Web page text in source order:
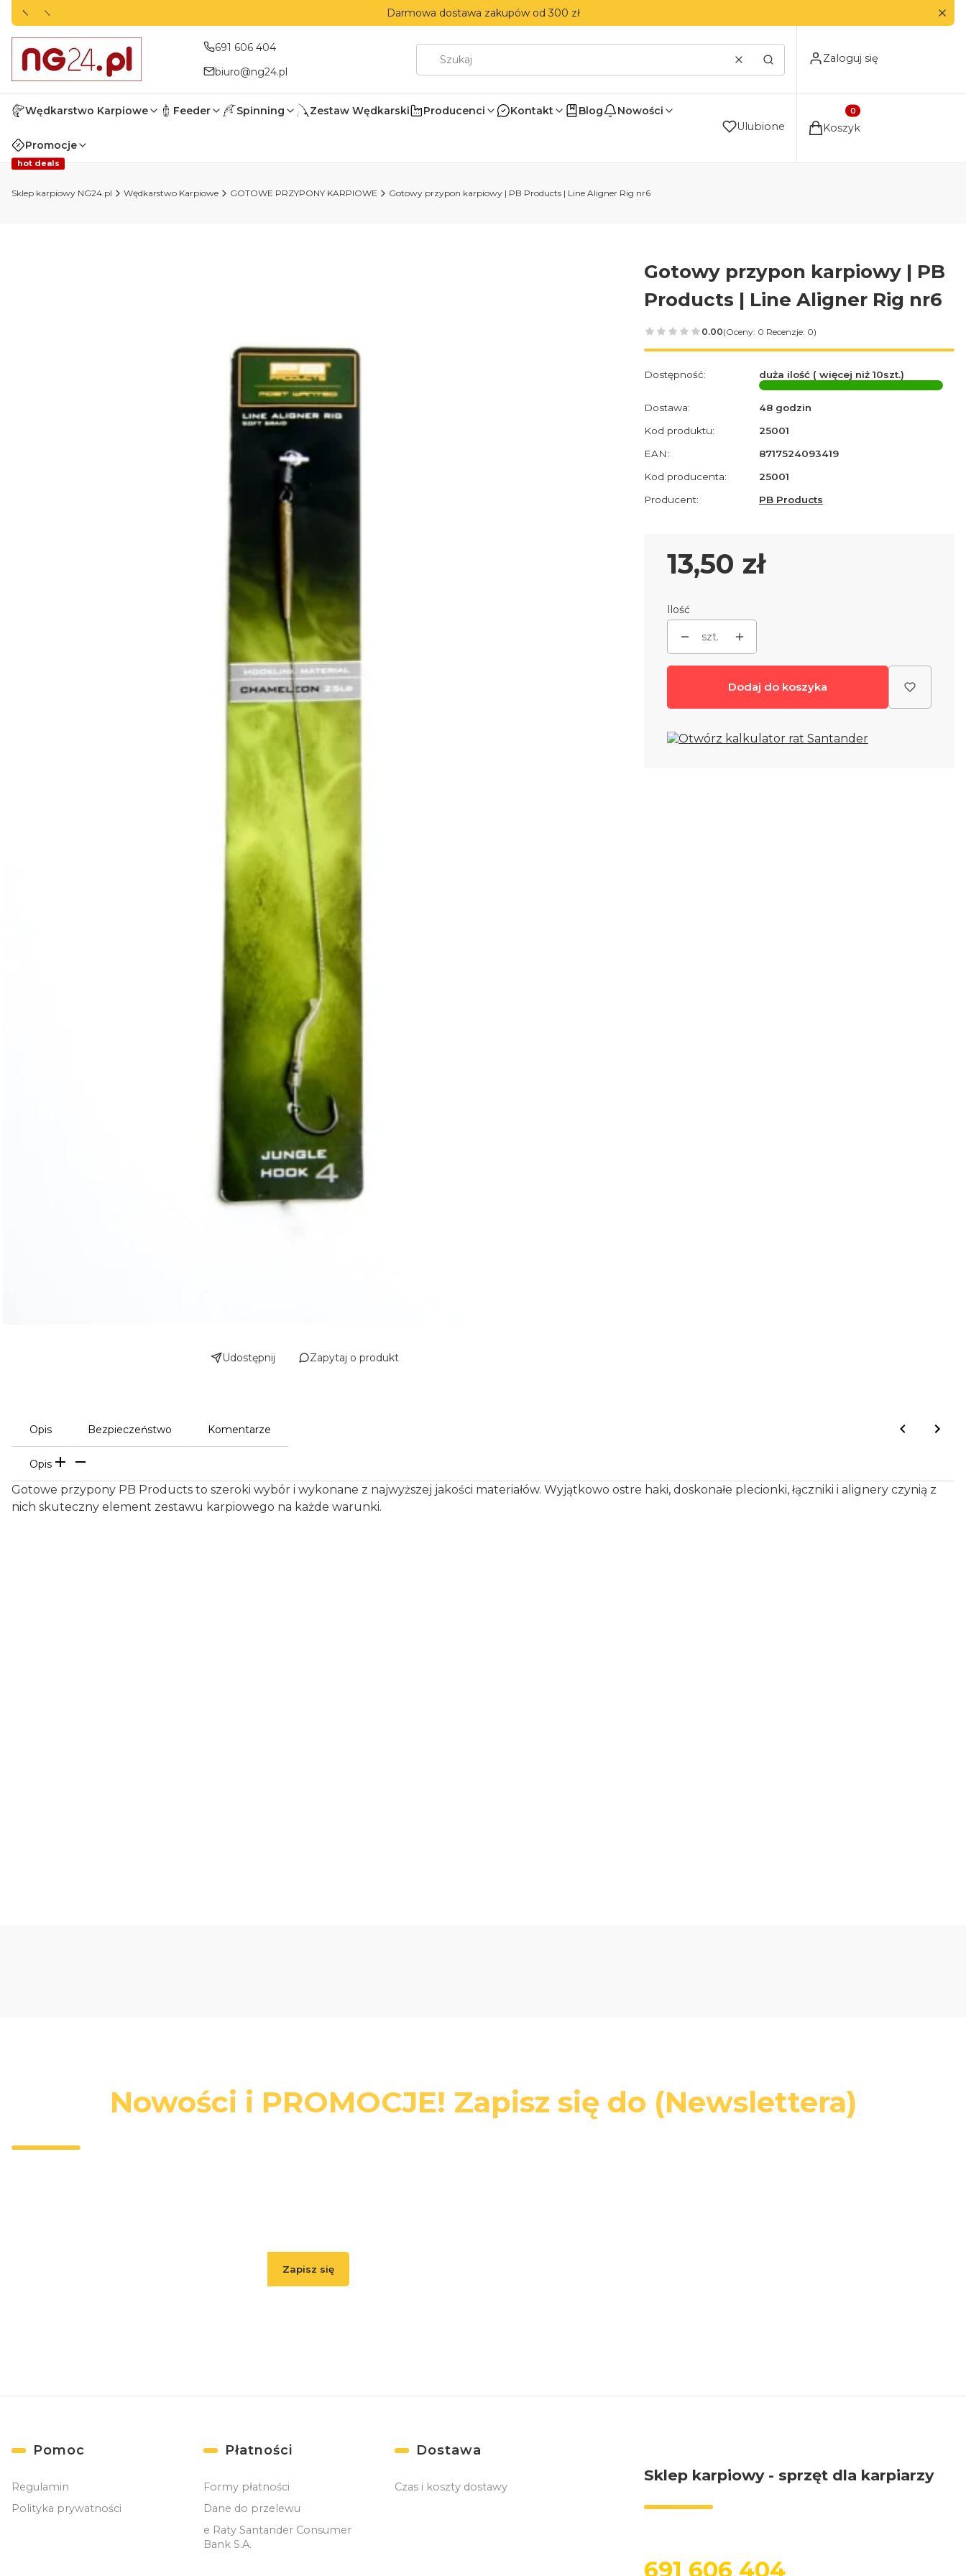
Darmowa dostawa zakupów od 300 zł
691 606 404
biuro@ng24.pl
WyczyśćSzukaj
Zaloguj się
Wędkarstwo Karpiowe Feeder Spinning Zestaw Wędkarski Producenci Kontakt Blog Nowości
Promocje
hot deals
Ulubione
Produkty w koszyku: 0.
Koszyk
Sklep karpiowy NG24.pl Wędkarstwo Karpiowe GOTOWE PRZYPONY KARPIOWE Gotowy przypon karpiowy | PB Products | Line Aligner Rig nr6
Udostępnij Zapytaj o produkt
Gotowy przypon karpiowy | PB
Products | Line Aligner Rig nr6
0.00(Oceny: 0 Recenzje: 0)
Dostępność: duża ilość ( więcej niż 10szt.)
Dostawa:
48 godzin
Kod produktu:
25001
EAN:
8717524093419
Kod producenta:
25001
Producent:
PB Products
Cena
13,50 zł
Ilość
szt.
Dodaj do koszyka
Opis Bezpieczeństwo Komentarze
Opis
Gotowe przypony PB Products to szeroki wybór i wykonane z najwyższej jakości materiałów. Wyjątkowo ostre haki, doskonałe plecionki, łączniki i alignery czynią z
nich skuteczny element zestawu karpiowego na każde warunki.
Nowości i PROMOCJE! Zapisz się do (Newslettera)
Zapisz się
Linki w stopce
Pomoc
Regulamin
Polityka prywatności
Płatności
Formy płatności
Dane do przelewu
e Raty Santander Consumer
Bank S.A.
Dostawa
Czas i koszty dostawy
Sklep karpiowy - sprzęt dla karpiarzy
691 606 404